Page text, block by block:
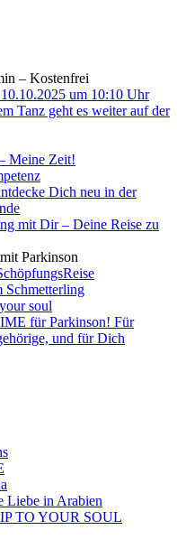
– Kostenfrei
um 10:10 Uhr
Tanz geht es weiter auf der
Meine Zeit!
Dich neu in der
mit Dir – Deine Reise zu
Parkinson
Schmetterling
soul
für Parkinson! Für
und für Dich
Liebe in Arabien
TO YOUR SOUL